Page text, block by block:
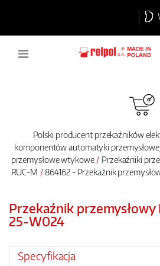
Polski producent przekaźników
komponentów automatyki przemysłowej
przemysłowe wtykowe
Przekaźniki
RUC-M
864162 - Przekaźnik
Przekaźnik
25-W024
Specyfikacja